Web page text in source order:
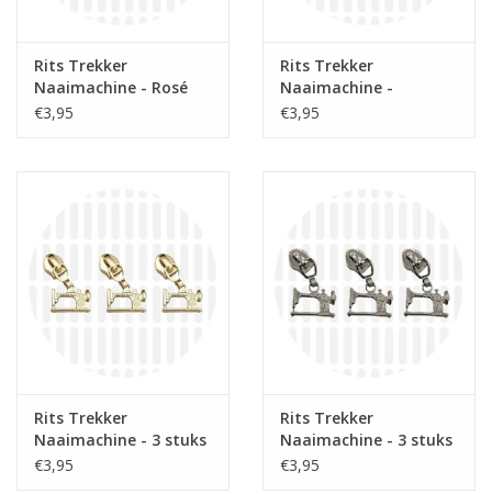
Rits Trekker
Naaimachine - Rosé
€3,95
Rits Trekker
Naaimachine -
Messing
€3,95
Rits Trekker
Naaimachine - 3 stuks
- Goud
€3,95
Rits Trekker
Naaimachine - 3 stuks
- Nikkel
€3,95